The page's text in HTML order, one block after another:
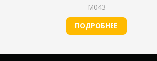
М043
ПОДРОБНЕЕ